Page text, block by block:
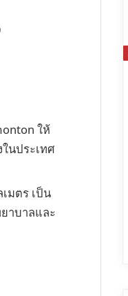
ให้
นประเทศ
มตร เป็น
าบาลและ